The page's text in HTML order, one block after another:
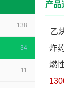
138
34
11
产品
乙
炸
燃